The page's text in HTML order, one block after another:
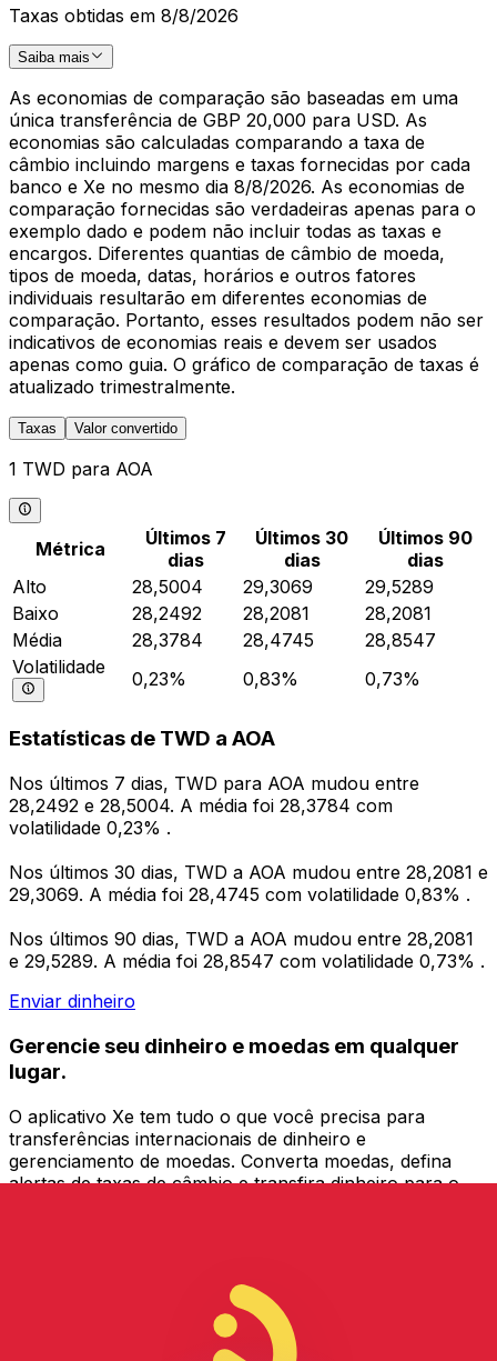
Taxas obtidas em 8/8/2026
Saiba mais
As economias de comparação são baseadas em uma
única transferência de GBP 20,000 para USD. As
economias são calculadas comparando a taxa de
câmbio incluindo margens e taxas fornecidas por cada
banco e Xe no mesmo dia 8/8/2026. As economias de
comparação fornecidas são verdadeiras apenas para o
exemplo dado e podem não incluir todas as taxas e
encargos. Diferentes quantias de câmbio de moeda,
tipos de moeda, datas, horários e outros fatores
individuais resultarão em diferentes economias de
comparação. Portanto, esses resultados podem não ser
indicativos de economias reais e devem ser usados
apenas como guia. O gráfico de comparação de taxas é
atualizado trimestralmente.
Taxas Valor convertido
1 TWD para AOA
Métrica
Últimos 7
dias
Últimos 30
dias
Últimos 90
dias
Alto
28,5004 29,3069
29,5289
Baixo
28,2492 28,2081
28,2081
Média
28,3784 28,4745
28,8547
Volatilidade
0,23% 0,83% 0,73%
Estatísticas de TWD a AOA
Nos últimos 7 dias, TWD para AOA mudou entre
28,2492 e 28,5004. A média foi 28,3784 com
volatilidade 0,23% .
Nos últimos 30 dias, TWD a AOA mudou entre 28,2081 e
29,3069. A média foi 28,4745 com volatilidade 0,83% .
Nos últimos 90 dias, TWD a AOA mudou entre 28,2081
e 29,5289. A média foi 28,8547 com volatilidade 0,73% .
Enviar dinheiro
Gerencie seu dinheiro e moedas em qualquer
lugar.
O aplicativo Xe tem tudo o que você precisa para
transferências internacionais de dinheiro e
gerenciamento de moedas. Converta moedas, defina
alertas de taxas de câmbio e transfira dinheiro para o